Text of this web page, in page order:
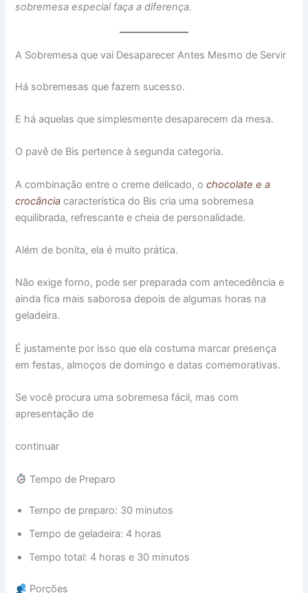
sobremesa especial faça a diferença.
A Sobremesa que vai Desaparecer Antes Mesmo de Servir
Há sobremesas que fazem sucesso.
E há aquelas que simplesmente desaparecem da mesa.
O pavê de Bis pertence à segunda categoria.
A combinação entre o creme delicado, ochocolate e a
crocância característica do Bis cria uma sobremesa
equilibrada, refrescante e cheia de personalidade.
Além de bonita, ela é muito prática.
Não exige forno, pode ser preparada com antecedência e
ainda fica mais saborosa depois de algumas horas na
geladeira.
É justamente por isso que ela costuma marcar presença
em festas, almoços de domingo e datas comemorativas.
Se você procura uma sobremesa fácil, mas com
apresentação de
continuar
Tempo de Preparo
Tempo de preparo: 30 minutos
Tempo de geladeira: 4 horas
Tempo total: 4 horas e 30 minutos
Porções